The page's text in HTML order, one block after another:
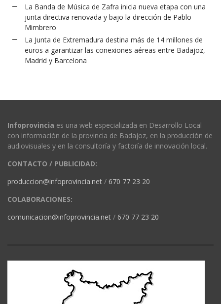
La Banda de Música de Zafra inicia nueva etapa con una
junta directiva renovada y bajo la dirección de Pablo
Mimbrero
La Junta de Extremadura destina más de 14 millones de
euros a garantizar las conexiones aéreas entre Badajoz,
Madrid y Barcelona
Infoprovincia es una web especializada en Desarrollo Local
con información de la provincia de Badajoz, en la producción de
audiovisuales y en la consultoría y factoría de innovación local.
CONTACTO / PUBLICIDAD:
produccion@infoprovincia.net / 670 77 23 20
COLABORACIONES:
comunicacion@infoprovincia.net / 670 77 23 20